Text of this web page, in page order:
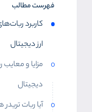
فهرست مطالب
کاربرد
ارز دیجیتال
مزایا و
دیجیتال
آیا ربات